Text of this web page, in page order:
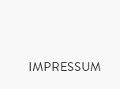
IMPRESSUM